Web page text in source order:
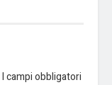
I campi obbligatori